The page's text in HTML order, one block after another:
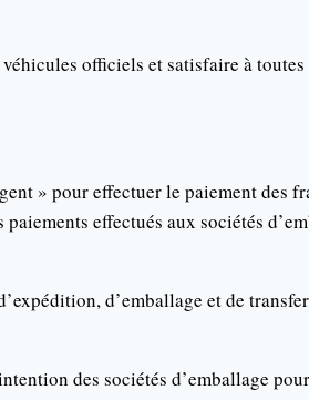
officiels et satisfaire à toutes
» pour effectuer le paiement des
effectués aux sociétés
d’emballage et de
des sociétés d’emballage